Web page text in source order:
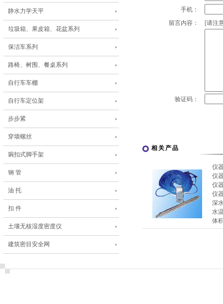
静水力学天平
垃圾箱、果皮箱、花盆系列
保洁车系列
路椅、树围、餐桌系列
自行车车棚
自行车定位架
步步紧
穿墙螺丝
琬扣式脚手架
钢 管
油 托
扣 件
土壤无核湿度密度仪
建筑密目安全网
手机：
留言内容：
[请注
验证码：
相关产品
仪
仪
仪
仪
深
水
体